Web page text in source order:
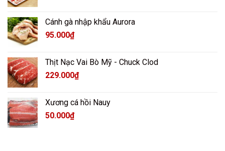
Cánh gà nhập khẩu Aurora
95.000₫
Thịt Nạc Vai Bò Mỹ - Chuck Clod
229.000₫
Xương cá hồi Nauy
50.000₫